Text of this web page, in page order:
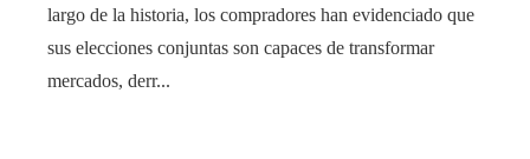
largo de la historia, los compradores han evidenciado que
sus elecciones conjuntas son capaces de transformar
mercados, derr...